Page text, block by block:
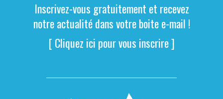
Inscrivez-vous gratuitement et recevez
notre actualité dans votre boite e-mail !
[ Cliquez ici pour vous inscrire ]